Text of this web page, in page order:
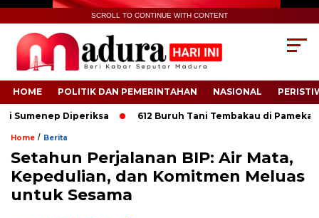
SCROLL TO CONTINUE WITH CONTENT
HOME POLITIK DAN PEMERINTAHAN NASIONAL
Diperiksa 612 Buruh Tani Tembakau di Pamekasan
Home / Berita
Setahun Perjalanan BIP: Air Mata,
Kepedulian, dan Komitmen Meluas
untuk Sesama
.